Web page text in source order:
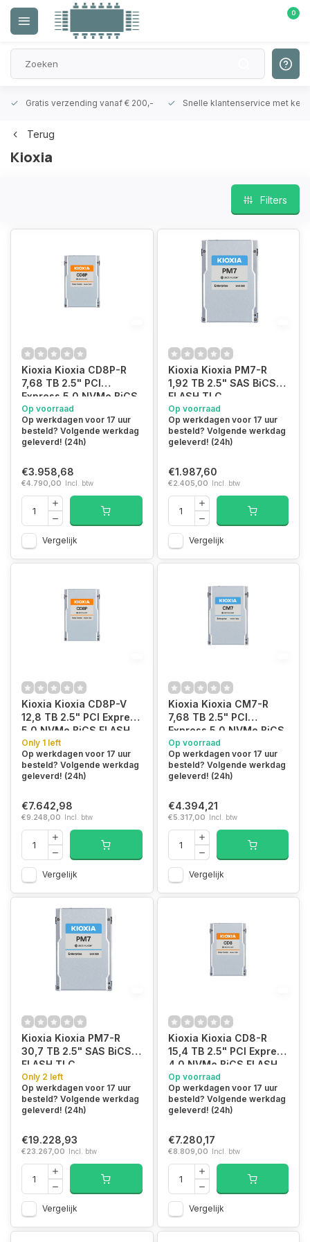
0
Gratis verzending vanaf € 200,- Snelle klantenservice met
Terug
Kioxia
Filters
Kioxia Kioxia CD8P-R
7,68 TB 2.5" PCI
Express 5.0 NVMe BiCS
FLASH TLC
Op voorraad
Op werkdagen voor 17 uur
besteld? Volgende werkdag
geleverd! (24h)
€3.958,68
€4.790,00 Incl. btw
Vergelijk
Kioxia Kioxia PM7-R
1,92 TB 2.5" SAS BiCS
FLASH TLC
Op voorraad
Op werkdagen voor 17 uur
besteld? Volgende werkdag
geleverd! (24h)
€1.987,60
€2.405,00 Incl. btw
Vergelijk
Kioxia Kioxia CD8P-V
12,8 TB 2.5" PCI Express
5.0 NVMe BiCS FLASH
TLC
Only 1 left
Op werkdagen voor 17 uur
besteld? Volgende werkdag
geleverd! (24h)
€7.642,98
€9.248,00 Incl. btw
Vergelijk
Kioxia Kioxia CM7-R
7,68 TB 2.5" PCI
Express 5.0 NVMe BiCS
FLASH TLC
Op voorraad
Op werkdagen voor 17 uur
besteld? Volgende werkdag
geleverd! (24h)
€4.394,21
€5.317,00 Incl. btw
Vergelijk
Kioxia Kioxia PM7-R
30,7 TB 2.5" SAS BiCS
FLASH TLC
Only 2 left
Op werkdagen voor 17 uur
besteld? Volgende werkdag
geleverd! (24h)
€19.228,93
€23.267,00 Incl. btw
Vergelijk
Kioxia Kioxia CD8-R
15,4 TB 2.5" PCI Express
4.0 NVMe BiCS FLASH
TLC
Op voorraad
Op werkdagen voor 17 uur
besteld? Volgende werkdag
geleverd! (24h)
€7.280,17
€8.809,00 Incl. btw
Vergelijk